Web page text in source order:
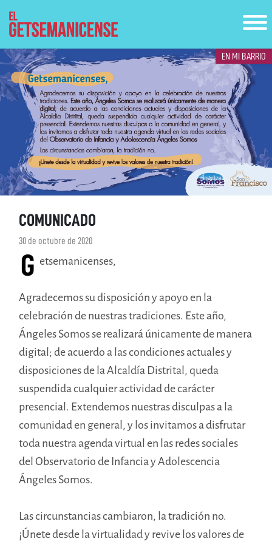
COMUNICADO
30 de octubre de 2020
EN MI BARRIO
G etsemanicenses,
Agradecemos su disposición y apoyo en la
celebración de nuestras tradiciones. Este año,
Ángeles Somos se realizará únicamente de manera
digital; de acuerdo a las condiciones actuales y
disposiciones de la Alcaldía Distrital, queda
suspendida cualquier actividad de carácter
presencial. Extendemos nuestras disculpas a la
comunidad en general, y los invitamos a disfrutar
toda nuestra agenda virtual en las redes sociales
del Observatorio de Infancia y Adolescencia
Ángeles Somos.
Las circunstancias cambiaron, la tradición no.
¡Únete desde la virtualidad y revive los valores de